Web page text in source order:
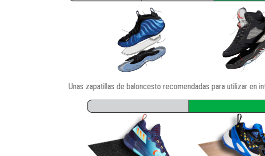
Unas zapatillas de baloncesto recomendadas para utilizar en